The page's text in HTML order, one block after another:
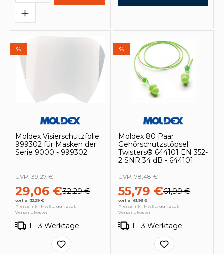
%
Moldex Visierschutzfolie
999302 für Masken der
Serie 9000 - 999302
29,06 €32,29 €
vorher 32,29 €
UVP: 39,27 €
Preise inkl. MwSt., ggf. zzgl.
Versandkosten
1 - 3 Werktage
%
Moldex 80 Paar
Gehörschutzstöpsel
Twisters® 644101 EN 352-
2 SNR 34 dB - 644101
55,79 €61,99 €
vorher 61,99 €
UVP: 78,48 €
Preise inkl. MwSt., ggf. zzgl.
Versandkosten
1 - 3 Werktage